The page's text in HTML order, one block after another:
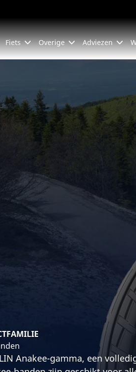
Fiets Overige Adviezen
Anakee-gamma, een